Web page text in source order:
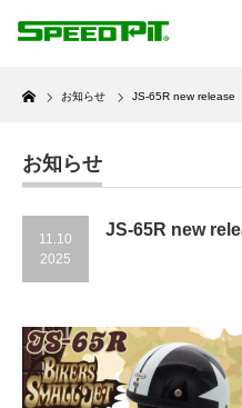
Home
お知らせ JS-65R new release
お知らせ
11.10
2025
JS-65R new